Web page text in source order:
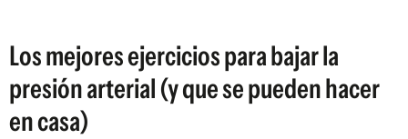
Los mejores ejercicios para bajar la
presión arterial (y que se pueden hacer
en casa)